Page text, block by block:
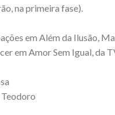
na primeira fase).
em Além da Ilusão,
em Amor Sem Igual, da